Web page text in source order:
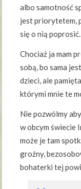
albo samotność
jest priorytetem,
się o nią poprosić.
Chociaż ja mam
sobą, bo sama
dzieci, ale
którymi mnie te
Nie pozwólmy
w obcym świecie
może je tam
groźny,
bohaterki tej